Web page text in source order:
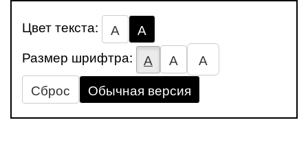
Цвет текста: А
А
Размер шрифтра:
А А
А
Сброс
Обычная версия